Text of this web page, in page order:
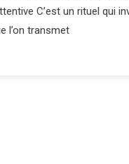
C’est un rituel qui
l’on transmet